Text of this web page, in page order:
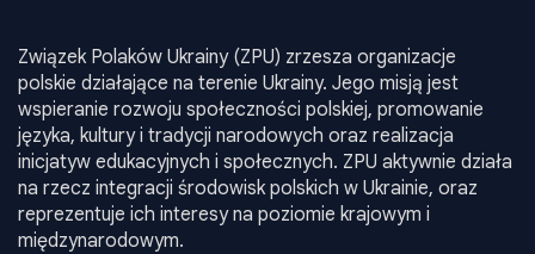
Związek Polaków Ukrainy (ZPU) zrzesza organizacje
polskie działające na terenie Ukrainy. Jego misją jest
wspieranie rozwoju społeczności polskiej, promowanie
języka, kultury i tradycji narodowych oraz realizacja
inicjatyw edukacyjnych i społecznych. ZPU aktywnie działa
na rzecz integracji środowisk polskich w Ukrainie, oraz
reprezentuje ich interesy na poziomie krajowym i
międzynarodowym.